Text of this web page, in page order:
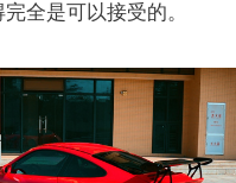
全是可以接受的。